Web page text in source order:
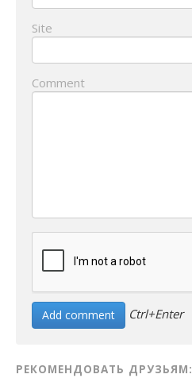
Site
Comment
Ctrl+Enter
РЕКОМЕНДОВАТЬ ДРУЗЬЯМ: